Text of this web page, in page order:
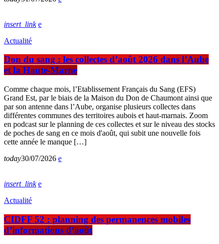
insert_link
Actualité
Don du sang : les collectes d’août 2026 dans l’Aube
et la Haute-Marne
Comme chaque mois, l’Etablissement Français du Sang (EFS)
Grand Est, par le biais de la Maison du Don de Chaumont ainsi que
par son antenne dans l’Aube, organise plusieurs collectes dans
différentes communes des territoires aubois et haut-marnais. Zoom
en podcast sur le planning de ces collectes et sur le niveau des stocks
de poches de sang en ce mois d'août, qui subit une nouvelle fois
cette année le manque […]
today30/07/2026
insert_link
Actualité
CIDFF 52 : planning des permanences mobiles
d’informations d’août